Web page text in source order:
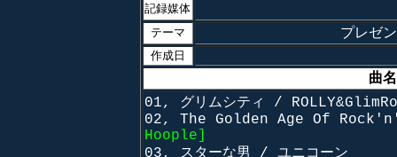
記録媒体
テーマ
プレゼ
作成日
曲
01, グリムシティ /
02, The Golden Age Of
Hoople]
03, スターな男 / ユニコーン